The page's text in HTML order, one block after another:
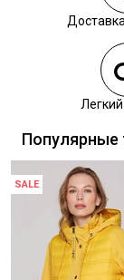
Самовывоз
Самовывоз
Курьерская
Самовывоз
Популярные
SALE